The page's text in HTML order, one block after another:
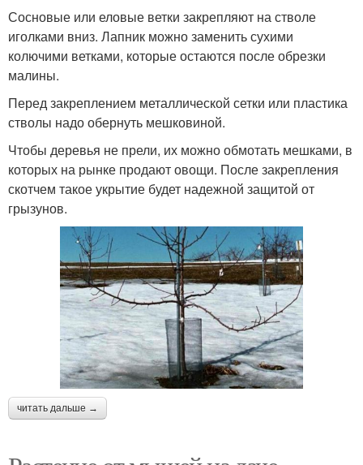
Сосновые или еловые ветки закрепляют на стволе
иголками вниз. Лапник можно заменить сухими
колючими ветками, которые остаются после обрезки
малины.
Перед закреплением металлической сетки или пластика
стволы надо обернуть мешковиной.
Чтобы деревья не прели, их можно обмотать мешками, в
которых на рынке продают овощи. После закрепления
скотчем такое укрытие будет надежной защитой от
грызунов.
читать дальше →